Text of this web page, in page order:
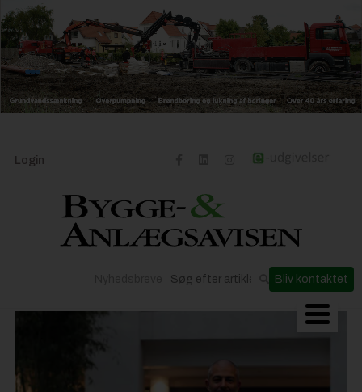
Login
Bliv kontaktet
Byggepladsen